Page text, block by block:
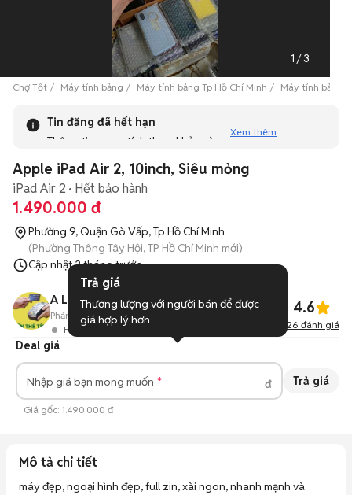
1 /3
Chợ Tốt Máy tính bảng Máy tính bảng Tp Hồ Chí Minh Máy tính bảng
Tin đăng đã hết hạn
Thông tin mang tính tham khảo và bạn không thể liên hệ
tương tự khác dưới đây nhé!
Xem thêm
Apple iPad Air 2, 10inch, Siêu mỏng
iPad Air 2 Hết bảo hành
1.490.000 đ
Phường 9, Quận Gò Vấp, Tp Hồ Chí Minh
(Phường Thông Tây Hội, TP Hồ Chí Minh mới)
Cập nhật3 tháng trước
A LONG nhận thanh toán THẺ TÍN DỤNG
Hoạt động 7 giờ trước
Phản hồi: -- 23Đã bán 4.6
126 đánh giá
Deal giá
Nhập giá bạn mong muốn đ Trả giá
Giá gốc: 1.490.000 đ
Mô tả chi tiết
máy đẹp, ngoại hình đẹp, full zin, xài ngon, nhanh mạnh và
Trả giá
Thương lượng với người bán để được
giá hợp lý hơn